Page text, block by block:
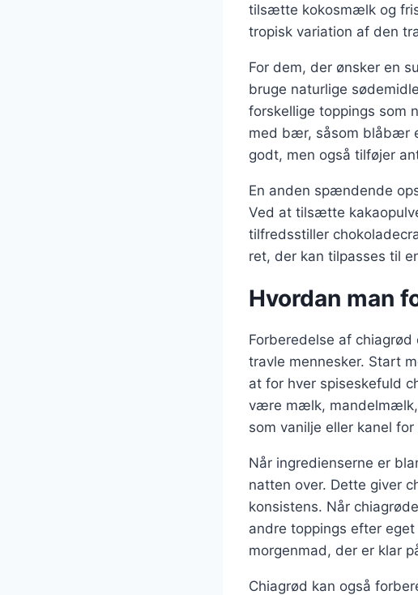
tilsætte kokosmælk og
tropisk variation af den
For dem, der ønsker en
bruge naturlige
forskellige toppings som
med bær, såsom blåbær
godt, men også tilføjer
En anden spændende
Ved at tilsætte
tilfredsstiller
ret, der kan tilpasses til
Hvordan man
Forberedelse af
travle mennesker. Start
at for hver spiseskefuld
være mælk, mandelmælk,
som vanilje eller kanel
Når ingredienserne er
natten over. Dette giver
konsistens. Når
andre toppings efter
morgenmad, der er klar
Chiagrød kan også